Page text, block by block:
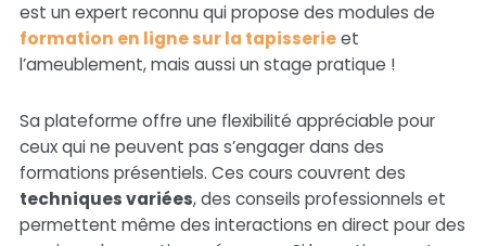
est un expert reconnu qui propose des modules de
formation en ligne sur la tapisserieet
l’ameublement, mais aussi un stage pratique !
Sa plateforme offre une flexibilité appréciable pour
ceux qui ne peuvent pas s’engager dans des
formations présentiels. Ces cours couvrent des
techniques variées, des conseils professionnels et
permettent même des interactions en direct pour des